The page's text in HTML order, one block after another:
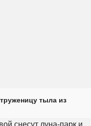
тыла из